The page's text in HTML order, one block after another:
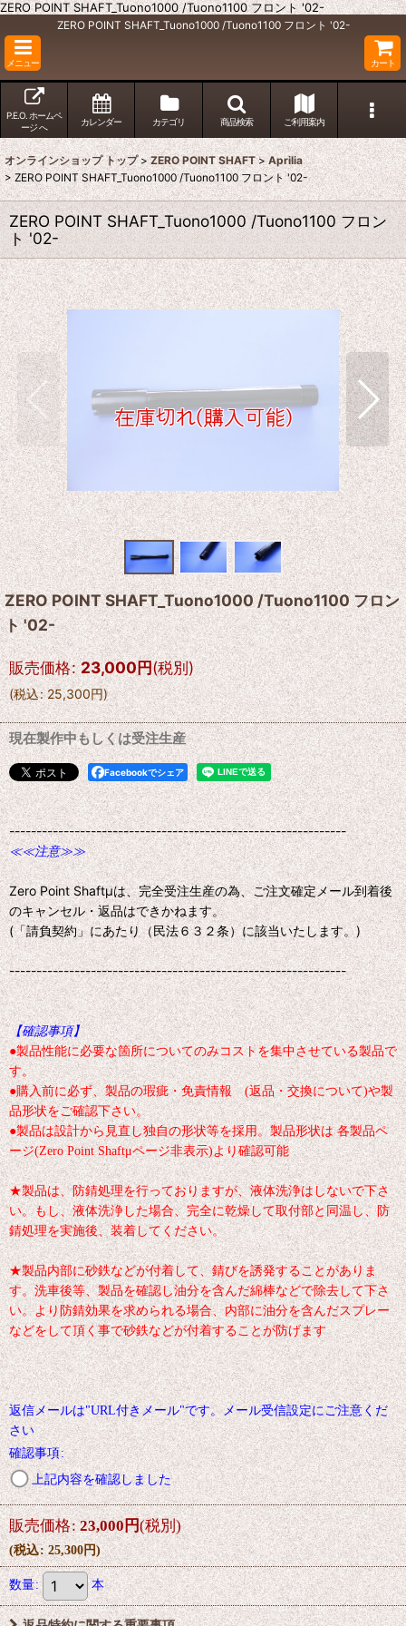
ZERO POINT SHAFT_Tuono1000 /Tuono1100 フロント '02-
ZERO POINT SHAFT_Tuono1000 /Tuono1100 フロント '02-
メニュー カート
P.E.O. ホームペ
ージ へ
カレンダー カテゴリ 商品検索 ご利用案内
オンラインショップ トップ > ZERO POINT SHAFT > Aprilia
> ZERO POINT SHAFT_Tuono1000 /Tuono1100 フロント '02-
ZERO POINT SHAFT_Tuono1000 /Tuono1100 フロン
ト '02-
ZERO POINT SHAFT_Tuono1000 /Tuono1100 フロン
ト '02-
販売価格: 23,000円(税別)
(税込: 25,300円)
現在製作中もしくは受注生産
Facebookでシェア
--------------------------------------------------------------
≪≪注意≫≫
Zero Point Shaftμは、完全受注生産の為、ご注文確定メール到着後
のキャンセル・返品はできかねます。
(「請負契約」にあたり（民法６３２条）に該当いたします。)
--------------------------------------------------------------
【確認事項】
●製品性能に必要な箇所についてのみコストを集中させている製品で
す。
●購入前に必ず、製品の瑕疵・免責情報 (返品・交換について)や製
品形状をご確認下さい。
●製品は設計から見直し独自の形状等を採用。製品形状は 各製品ペ
ージ(Zero Point Shaftμページ非表示)より確認可能
★製品は、防錆処理を行っておりますが、液体洗浄はしないで下さ
い。もし、液体洗浄した場合、完全に乾燥して取付部と同温し、防
錆処理を実施後、装着してください。
★製品内部に砂鉄などが付着して、錆びを誘発することがありま
す。洗車後等、製品を確認し油分を含んだ綿棒などで除去して下さ
い。より防錆効果を求められる場合、内部に油分を含んだスプレー
などをして頂く事で砂鉄などが付着することが防げます
返信メールは"URL付きメール"です。メール受信設定にご注意くだ
さい
確認事項:
上記内容を確認しました
販売価格: 23,000円(税別)
(税込: 25,300円)
数量: 本